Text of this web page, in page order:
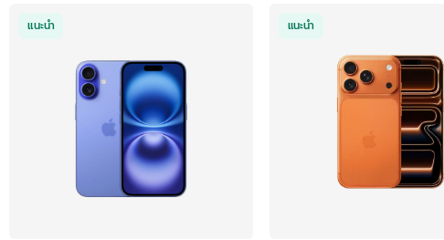
แนะนำ แนะนำ